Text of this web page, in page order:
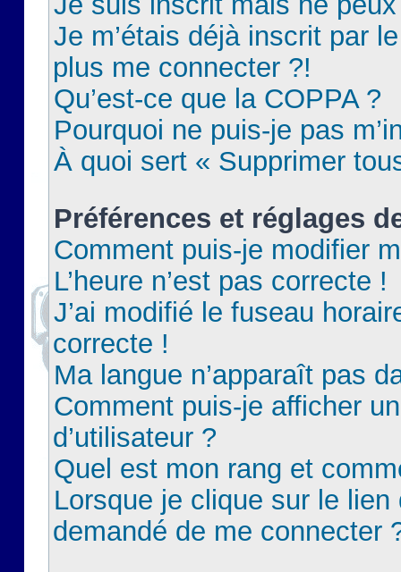
Je m’étais déjà inscrit par
plus me connecter ?!
Qu’est-ce que la COPPA ?
Pourquoi ne puis-je pas
À quoi sert « Supprimer
Préférences et réglages
Comment puis-je modifier
L’heure n’est pas correcte !
J’ai modifié le fuseau
correcte !
Ma langue n’apparaît pas
Comment puis-je afficher
d’utilisateur ?
Quel est mon rang et
Lorsque je clique sur le lien
demandé de me connecter